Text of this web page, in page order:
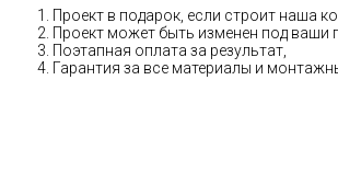
Проект в подарок, если строит наша
Проект может быть изменен под ваши
Поэтапная оплата за результат,
Гарантия за все материалы и